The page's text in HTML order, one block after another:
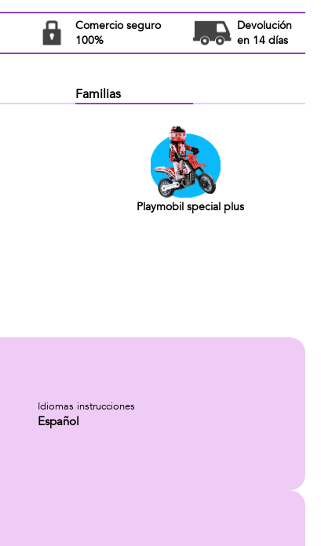
Comercio seguro
100%
Devolución
en 14 días
Familias
Playmobil special plus
Idiomas instrucciones
Español